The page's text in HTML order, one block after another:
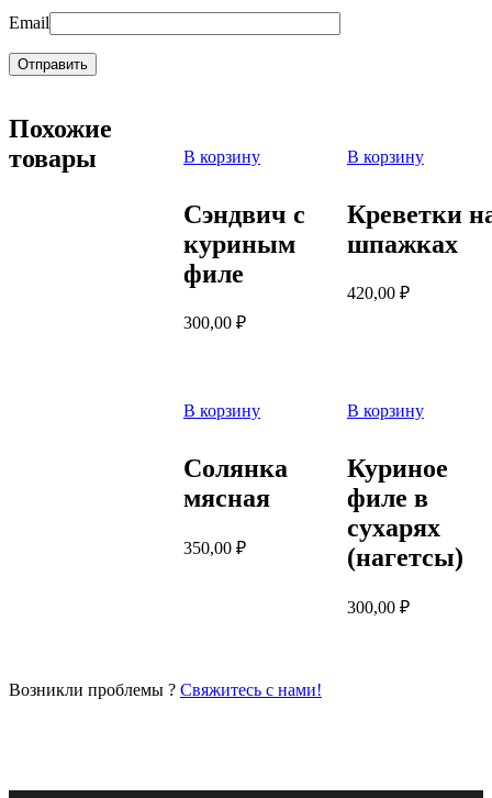
Email
Похожие
товары
В корзину
Сэндвич с
куриным
филе
300,00 ₽
В корзину
Креветки
шпажках
420,00 ₽
В корзину
Солянка
мясная
350,00 ₽
В корзину
Куриное
филе в
сухарях
(нагетсы)
300,00 ₽
Возникли проблемы ? Свяжитесь с нами!